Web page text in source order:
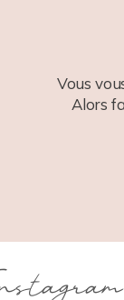
Vous
Alors